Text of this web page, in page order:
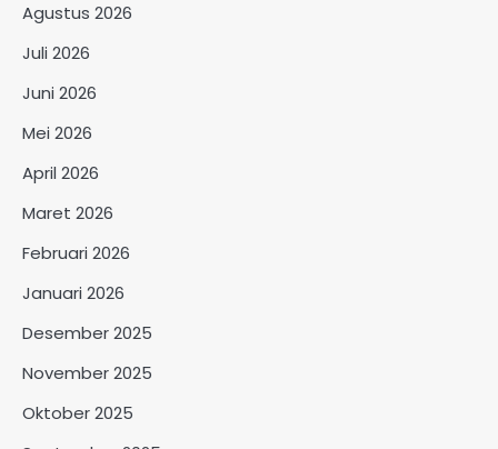
Agustus 2026
Juli 2026
Juni 2026
Mei 2026
April 2026
Maret 2026
Februari 2026
Januari 2026
Desember 2025
November 2025
Oktober 2025